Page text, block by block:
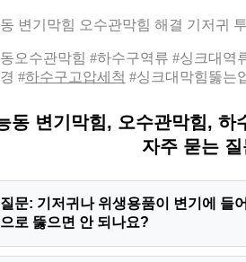
변기막힘 오수관막힘 해결 기저귀
오수관막힘 #하수구역류 #싱크대역
#하수구고압세척 #싱크대막힘뚫는
동 변기막힘, 오수관막힘, 하
자주 묻는 질
질문: 기저귀나 위생용품이 변기에 들
으로 뚫으면 안 되나요?